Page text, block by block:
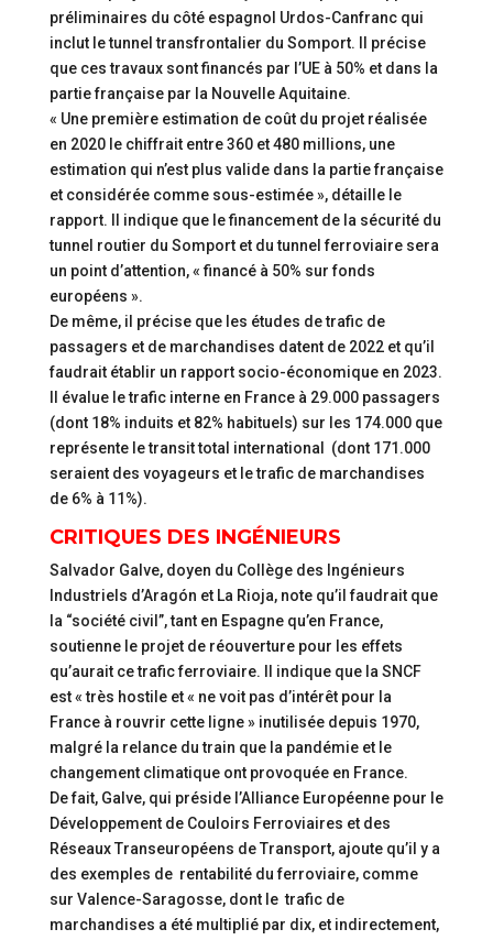
préliminaires du côté espagnol Urdos-Canfranc qui
inclut le tunnel transfrontalier du Somport. Il précise
que ces travaux sont financés par l’UE à 50% et dans la
partie française par la Nouvelle Aquitaine.
« Une première estimation de coût du projet réalisée
en 2020 le chiffrait entre 360 et 480 millions, une
estimation qui n’est plus valide dans la partie française
et considérée comme sous-estimée », détaille le
rapport. Il indique que le financement de la sécurité du
tunnel routier du Somport et du tunnel ferroviaire sera
un point d’attention, « financé à 50% sur fonds
européens ».
De même, il précise que les études de trafic de
passagers et de marchandises datent de 2022 et qu’il
faudrait établir un rapport socio-économique en 2023.
Il évalue le trafic interne en France à 29.000 passagers
(dont 18% induits et 82% habituels) sur les 174.000 que
représente le transit total international (dont 171.000
seraient des voyageurs et le trafic de marchandises
de 6% à 11%).
CRITIQUES DES INGÉNIEURS
Salvador Galve, doyen du Collège des Ingénieurs
Industriels d’Aragón et La Rioja, note qu’il faudrait que
la “société civil”, tant en Espagne qu’en France,
soutienne le projet de réouverture pour les effets
qu’aurait ce trafic ferroviaire. Il indique que la SNCF
est « très hostile et « ne voit pas d’intérêt pour la
France à rouvrir cette ligne » inutilisée depuis 1970,
malgré la relance du train que la pandémie et le
changement climatique ont provoquée en France.
De fait, Galve, qui préside l’Alliance Européenne pour le
Développement de Couloirs Ferroviaires et des
Réseaux Transeuropéens de Transport, ajoute qu’il y a
des exemples de rentabilité du ferroviaire, comme
sur Valence-Saragosse, dont le trafic de
marchandises a été multiplié par dix, et indirectement,